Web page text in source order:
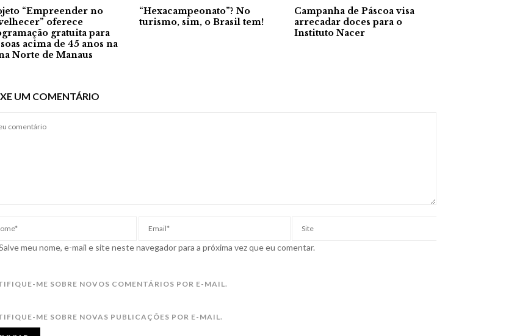
“Empreender no
oferece
gratuita para
acima de 45 anos na
Norte de Manaus
“Hexacampeonato”? No
turismo, sim, o Brasil tem!
Campanha de Páscoa visa
arrecadar doces para o
Instituto Nacer
UM COMENTÁRIO
meu nome, e-mail e site neste navegador para a próxima vez que eu comentar.
ME SOBRE NOVOS COMENTÁRIOS POR E-MAIL.
ME SOBRE NOVAS PUBLICAÇÕES POR E-MAIL.